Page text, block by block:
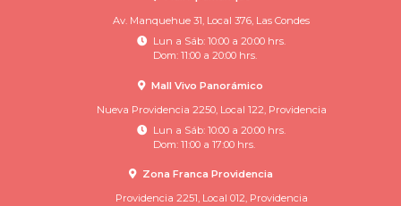
Av. Manquehue 31, Local 376, Las Condes
Lun a Sáb: 10:00 a 20:00 hrs.
Dom: 11:00 a 20:00 hrs.
Mall Vivo Panorámico
Nueva Providencia 2250, Local 122, Providencia
Lun a Sáb: 10:00 a 20:00 hrs.
Dom: 11:00 a 17:00 hrs.
Zona Franca Providencia
Providencia 2251, Local 012, Providencia